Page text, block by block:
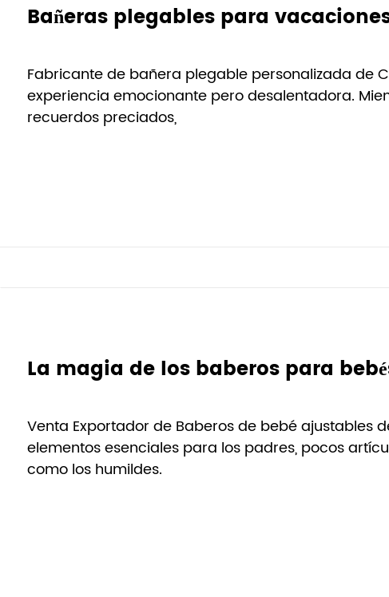
Bañeras plegables para
Fabricante de bañera plegable personalizada de
experiencia emocionante pero desalentadora.
recuerdos preciados,
Venta Exportador de Baberos de bebé ajustables
elementos esenciales para los padres, pocos
como los humildes.